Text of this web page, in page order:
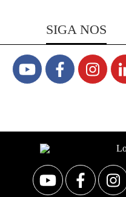
SIGA NOS